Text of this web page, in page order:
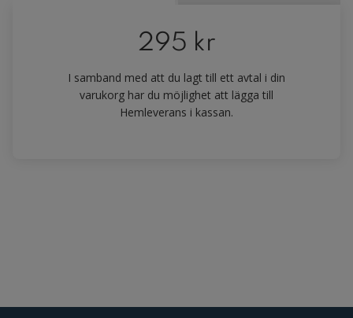
295 kr
I samband med att du lagt till ett avtal i din
varukorg har du möjlighet att lägga till
Hemleverans i kassan.